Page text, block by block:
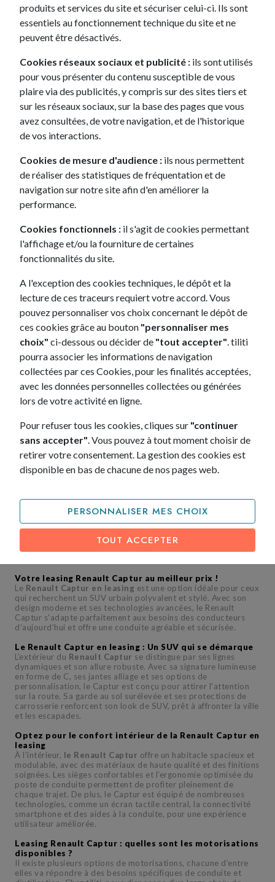
produits et services du site et sécuriser celui-ci. Ils sont
essentiels au fonctionnement technique du site et ne
peuvent être désactivés.
Cookies réseaux sociaux et publicité : ils sont utilisés
pour vous présenter du contenu susceptible de vous
plaire via des publicités, y compris sur des sites tiers et
sur les réseaux sociaux, sur la base des pages que vous
avez consultées, de votre navigation, et de l'historique
de vos interactions.
Cookies de mesure d'audience : ils nous permettent
de réaliser des statistiques de fréquentation et de
navigation sur notre site afin d'en améliorer la
performance.
Cookies fonctionnels : il s'agit de cookies permettant
l'affichage et/ou la fourniture de certaines
fonctionnalités du site.
A l'exception des cookies techniques, le dépôt et la
lecture de ces traceurs requiert votre accord. Vous
pouvez personnaliser vos choix concernant le dépôt de
ces cookies grâce au bouton "personnaliser mes
choix" ci-dessous ou décider de "tout accepter". tiliti
pourra associer les informations de navigation
collectées par ces Cookies, pour les finalités acceptées,
avec les données personnelles collectées ou générées
lors de votre activité en ligne.
Pour refuser tous les cookies, cliques sur "continuer
sans accepter". Vous pouvez à tout moment choisir de
retirer votre consentement. La gestion des cookies est
disponible en bas de chacune de nos pages web.
PERSONNALISER MES CHOIX
TOUT ACCEPTER
Des conseillers à votre écoute
tiliti, une filiale du Crédit Mutuel Leasing
Les + selon tiliti du Renault
Captur
Besoin d'informations
Impatient d'échanger avec un conseiller tiliti ?
N'hésiter pas à nous contacter directement par
téléphone au 09 72 39 72 00
Lundi au jeudi 9h - 19h
Vendredi 9h - 18h
Samedi 9h - 12h / 13h - 17h
ME RAPPELER IMMÉDIATEMENT
Politique de confidentialité
VÉRIFIEZ VOS CAPACITÉS DE REMBOURSEMENT AVANT DE
VOUS ENGAGER.
Votre leasing Renault Captur au meilleur prix !
Le Renault Captur en leasing est une option idéale pour ceux
qui recherchent un SUV urbain polyvalent et stylé. Avec son
design moderne et ses technologies avancées, le Renault
Captur s'adapte parfaitement aux besoins des conducteurs
d’aujourd’hui et offre une conduite agréable et sécurisée.
Le Renault Captur en leasing : Un SUV qui se démarque
L'extérieur du Renault Captur se distingue par ses lignes
dynamiques et son allure robuste. Avec sa signature lumineuse
en forme de C, ses jantes alliage et ses options de
personnalisation, le Captur est conçu pour attirer l'attention
sur la route. Sa garde au sol surélevée et ses protections de
carrosserie renforcent son look de SUV, prêt à affronter la ville
et les escapades.
Optez pour le confort intérieur de la Renault Captur en
leasing
À l'intérieur, le Renault Captur offre un habitacle spacieux et
modulable, avec des matériaux de haute qualité et des finitions
soignées. Les sièges confortables et l'ergonomie optimisée du
poste de conduite permettent de profiter pleinement de
chaque trajet. De plus, le Captur est équipé de nombreuses
technologies, comme un écran tactile central, la connectivité
smartphone et des aides à la conduite, pour une expérience
utilisateur améliorée.
Leasing Renault Captur : quelles sont les motorisations
disponibles ?
Il existe plusieurs options de motorisations, chacune d’entre
elles va répondre à des besoins spécifiques de conduite et